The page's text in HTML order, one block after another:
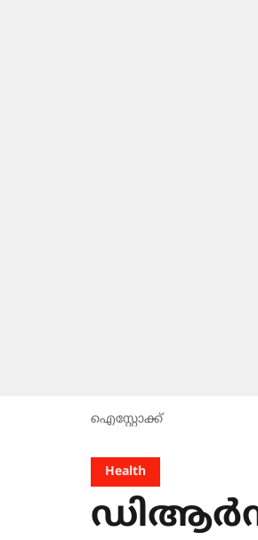
ഐസ്റ്റോക്ക്
Health